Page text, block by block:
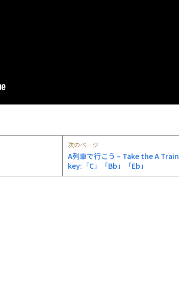
次のページ
A列車で行こう – Take the A Train
key:「C」「Bb」「Eb」